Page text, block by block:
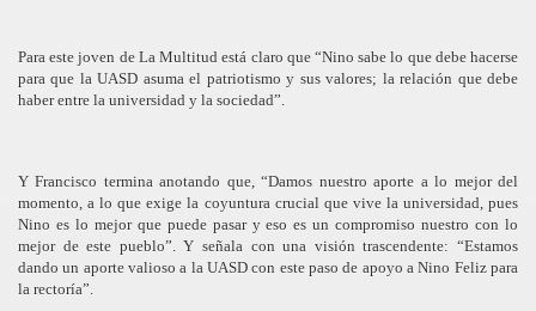
Para este joven de La Multitud está claro que “Nino sabe lo que debe hacerse
para que la UASD asuma el patriotismo y sus valores; la relación que debe
haber entre la universidad y la sociedad”.
Y Francisco termina anotando que, “Damos nuestro aporte a lo mejor del
momento, a lo que exige la coyuntura crucial que vive la universidad, pues
Nino es lo mejor que puede pasar y eso es un compromiso nuestro con lo
mejor de este pueblo”. Y señala con una visión trascendente: “Estamos
dando un aporte valioso a la UASD con este paso de apoyo a Nino Feliz para
la rectoría”.